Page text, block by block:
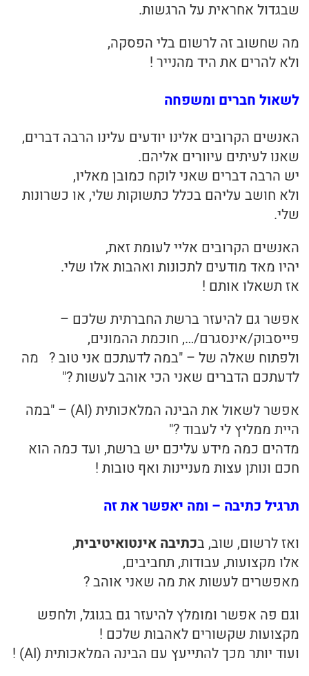
שבגדול אחראית על הרגשות.
מה שחשוב זה לרשום בלי הפסקה,
ולא להרים את היד מהנייר !
לשאול חברים ומשפחה
האנשים הקרובים אלינו יודעים עלינו הרבה דברים,
שאנו לעיתים עיוורים אליהם.
יש הרבה דברים שאני לוקח כמובן מאליו,
ולא חושב עליהם בכלל כתשוקות שלי, או כשרונות
שלי.
האנשים הקרובים אליי לעומת זאת,
יהיו מאד מודעים לתכונות ואהבות אלו שלי.
אז תשאלו אותם !
אפשר גם להיעזר ברשת החברתית שלכם –
פייסבוק/אינסגרם/…, חוכמת ההמונים,
ולפתוח שאלה של – "במה לדעתכם אני טוב ? מה
לדעתכם הדברים שאני הכי אוהב לעשות ?"
אפשר לשאול את הבינה המלאכותית (AI) – "במה
היית ממליץ לי לעבוד ?"
מדהים כמה מידע עליכם יש ברשת, ועד כמה הוא
חכם ונותן עצות מעניינות ואף טובות !
תרגיל כתיבה – ומה יאפשר את זה
ואז לרשום, שוב, בכתיבה אינטואיטיבית,
אלו מקצועות, עבודות, תחביבים,
מאפשרים לעשות את מה שאני אוהב ?
וגם פה אפשר ומומלץ להיעזר גם בגוגל, ולחפש
מקצועות שקשורים לאהבות שלכם !
ועוד יותר מכך להתייעץ עם הבינה המלאכותית (AI) !